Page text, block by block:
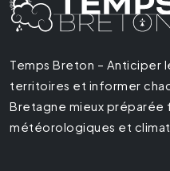
Temps Breton – Anticiper
territoires et informer
Bretagne mieux préparée
météorologiques et